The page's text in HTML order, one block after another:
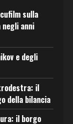
sulla
anni
e degli
il
della bilancia
il borgo